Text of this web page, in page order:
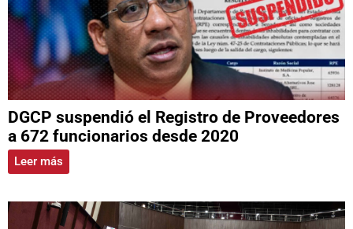
DGCP suspendió el Registro de Proveedores
a 672 funcionarios desde 2020
Leer más